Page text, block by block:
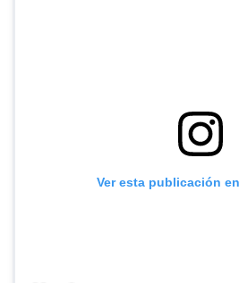
Ver esta publicación